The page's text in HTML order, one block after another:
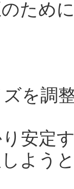
ため
を調
安定
よう